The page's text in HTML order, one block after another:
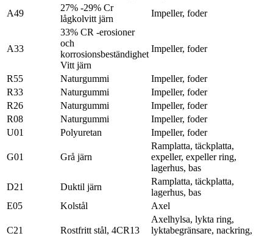
A49
27% -29% Cr
lågkolvitt järn
Impeller, foder
A33
33% CR -erosioner
och
korrosionsbeständighet
Vitt järn
Impeller, foder
R55 Naturgummi
Impeller, foder
R33
Naturgummi
Impeller, foder
R26
Naturgummi
Impeller, foder
R08
Naturgummi
Impeller, foder
U01
Polyuretan Impeller, foder
G01 Grå järn
Ramplatta, täckplatta,
expeller, expeller ring,
lagerhus, bas
D21
Duktil järn
Ramplatta, täckplatta,
lagerhus, bas
E05
Kolstål Axel
C21 Rostfritt stål, 4CR13
Axelhylsa, lykta ring,
lyktabegränsare, nackring,